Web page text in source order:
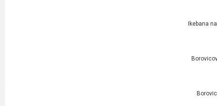
Ikebana